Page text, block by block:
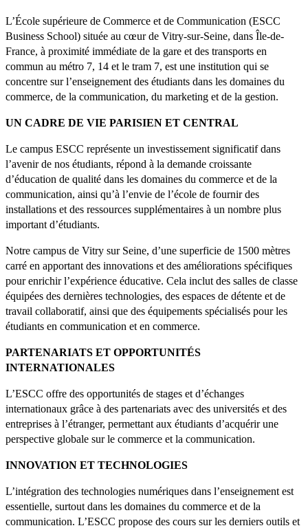
L’École supérieure de Commerce et de Communication (ESCC
Business School) située au cœur de Vitry-sur-Seine, dans Île-de-
France, à proximité immédiate de la gare et des transports en
commun au métro 7, 14 et le tram 7, est une institution qui se
concentre sur l’enseignement des étudiants dans les domaines du
commerce, de la communication, du marketing et de la gestion.
UN CADRE DE VIE PARISIEN ET CENTRAL
Le campus ESCC représente un investissement significatif dans
l’avenir de nos étudiants, répond à la demande croissante
d’éducation de qualité dans les domaines du commerce et de la
communication, ainsi qu’à l’envie de l’école de fournir des
installations et des ressources supplémentaires à un nombre plus
important d’étudiants.
Notre campus de Vitry sur Seine, d’une superficie de 1500 mètres
carré en apportant des innovations et des améliorations spécifiques
pour enrichir l’expérience éducative. Cela inclut des salles de classe
équipées des dernières technologies, des espaces de détente et de
travail collaboratif, ainsi que des équipements spécialisés pour les
étudiants en communication et en commerce.
PARTENARIATS ET OPPORTUNITÉS
INTERNATIONALES
L’ESCC offre des opportunités de stages et d’échanges
internationaux grâce à des partenariats avec des universités et des
entreprises à l’étranger, permettant aux étudiants d’acquérir une
perspective globale sur le commerce et la communication.
INNOVATION ET TECHNOLOGIES
L’intégration des technologies numériques dans l’enseignement est
essentielle, surtout dans les domaines du commerce et de la
communication. L’ESCC propose des cours sur les derniers outils et